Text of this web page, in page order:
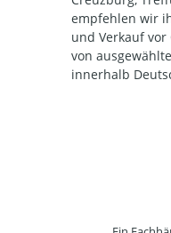
empfehlen wir
und Verkauf
von
innerhalb